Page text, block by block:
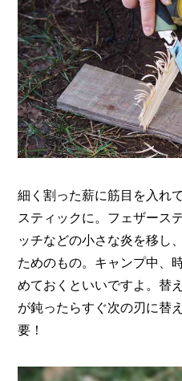
細く割った薪に筋目を入れ
スティックに。フェザース
ッチなどの小さな炎を移し
ためのもの。キャンプ中、
めておくといいですよ。替
が鈍ったらすぐ次の刃に替
要！